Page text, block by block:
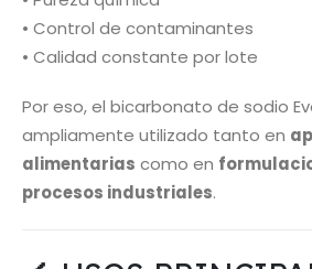
• Control de contaminantes
• Calidad constante por lote
Por eso, el bicarbonato de sodio
ampliamente utilizado tanto en
alimentarias como en
procesos industriales.